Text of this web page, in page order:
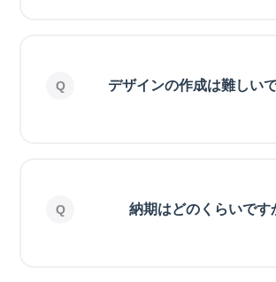
デザインの作成は難しい
納期はどのくらいです